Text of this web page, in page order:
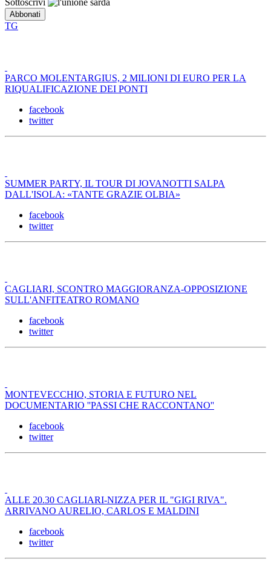
Sottoscrivi
TG
PARCO MOLENTARGIUS, 2 MILIONI DI EURO PER LA
RIQUALIFICAZIONE DEI PONTI
facebook
twitter
SUMMER PARTY, IL TOUR DI JOVANOTTI SALPA
DALL'ISOLA: «TANTE GRAZIE OLBIA»
facebook
twitter
CAGLIARI, SCONTRO MAGGIORANZA-OPPOSIZIONE
SULL'ANFITEATRO ROMANO
facebook
twitter
MONTEVECCHIO, STORIA E FUTURO NEL
DOCUMENTARIO ''PASSI CHE RACCONTANO''
facebook
twitter
ALLE 20.30 CAGLIARI-NIZZA PER IL "GIGI RIVA".
ARRIVANO AURELIO, CARLOS E MALDINI
facebook
twitter